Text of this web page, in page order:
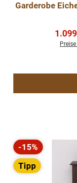
Garderobe
Rabatt
-15%
Tipp